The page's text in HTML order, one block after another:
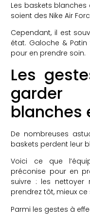
Les baskets
soient des Nike Air
Cependant, il est
état. Galoche &
pour en prendre soin.
Les
garder
blanches
De nombreuses
baskets perdent leur
Voici ce que
préconise pour en
suivre : les nettoyer
prendrez tôt, mieux
Parmi les gestes à